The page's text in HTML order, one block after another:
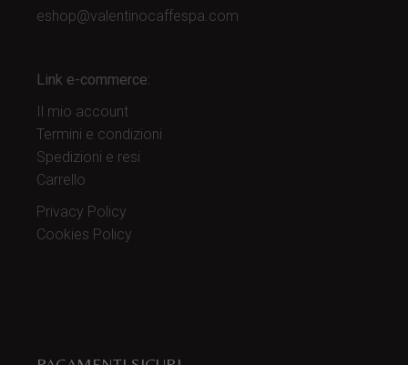
eshop@valentinocaffespa.com
Link e-commerce:
Il mio account
Termini e condizioni
Spedizioni e resi
Carrello
Privacy Policy
Cookies Policy